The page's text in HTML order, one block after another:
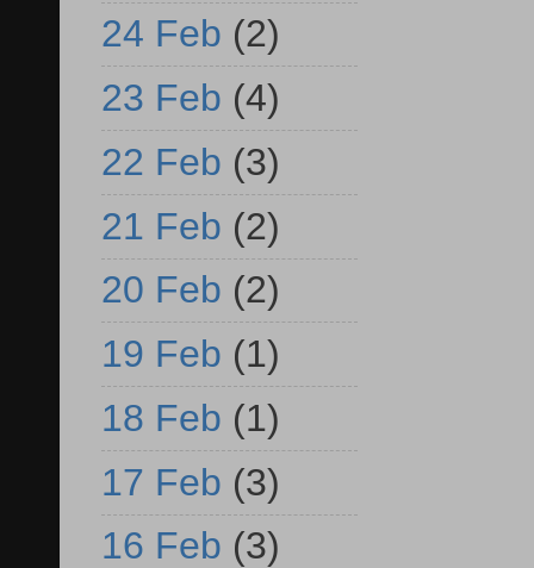
24 Feb (2)
23 Feb (4)
22 Feb (3)
21 Feb (2)
20 Feb (2)
19 Feb (1)
18 Feb (1)
17 Feb (3)
16 Feb (3)